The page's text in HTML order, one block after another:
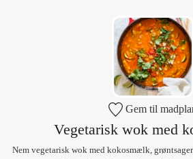
Gem til
Vegetarisk wok med
Nem vegetarisk wok med kokosmælk,